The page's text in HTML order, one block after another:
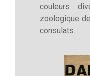
couleurs
zoologique
consulats.